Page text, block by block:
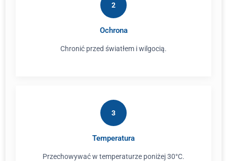
2
Ochrona
Chronić przed światłem i wilgocią.
3
Temperatura
Przechowywać w temperaturze poniżej 30°C.